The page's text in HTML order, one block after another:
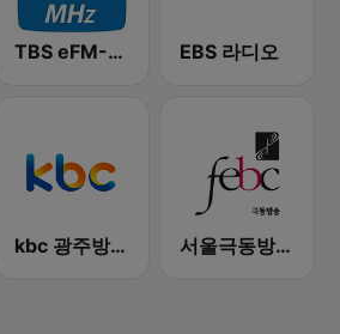
TBS eFM-교통방송 영어전문 라디오 EBS 라디오
kbc 광주방송 MyFM 서울극동방송FM 106.9 (FEBC Seoul HLKX-FM)